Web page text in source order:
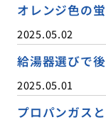
オレンジ色の
2025.05.02
給湯器選びで
2025.05.01
プロパンガス